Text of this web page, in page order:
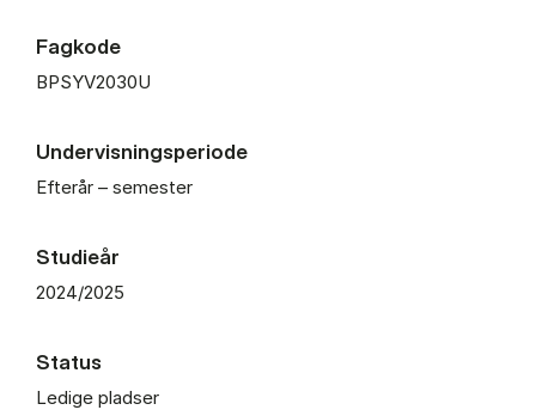
Fagkode
BPSYV2030U
Undervisningsperiode
Efterår – semester
Studieår
2024/2025
Status
Ledige pladser